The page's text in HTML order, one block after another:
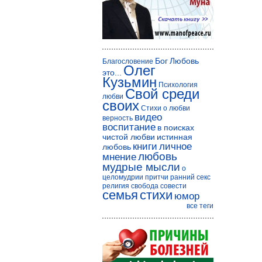
Благословение БогЛюбовь
это...
Олег
Кузьмин Психология
любви Свой среди
своих Стихи о любви
верность видео
воспитание в поисках
чистой любви истинная
любовь книги личное
мнениелюбовь
мудрые мысли о
целомудрии притчи ранний секс
религия свобода совести
семья стихи юмор
все теги